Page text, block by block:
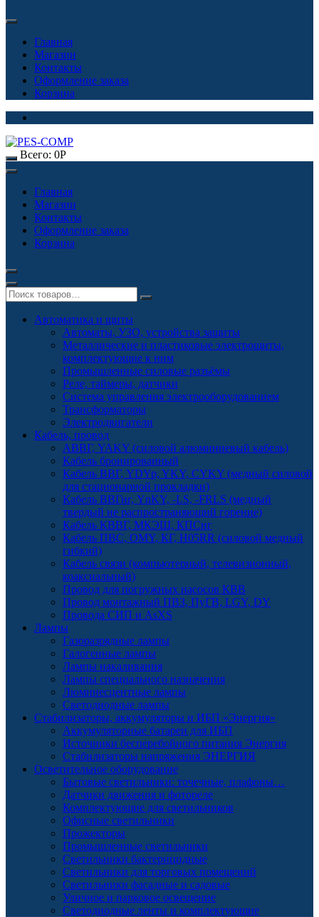
Главная
Магазин
Контакты
Оформление заказа
Корзина
Всего: 0Р
Главная
Магазин
Контакты
Оформление заказа
Корзина
Автоматика и щиты
Автоматы, УЗО, устройства защиты
Металлические и пластиковые электрощиты,
комплектующие к ним
Промышленные силовые разъёмы
Реле, таймеры, датчики
Система управления электрооборудованием
Трансформаторы
Электродвигатели
Кабель, провод
АВВГ, YAKY (силовой алюминиевый кабель)
Кабель бронированный
Кабель ВВГ, YDYp, YKY, CYKY (медный силовой
для стационарной прокладки)
Кабель ВВГнг, YnKY, -LS, -FRLS (медный
твердый не распространяющий горение)
Кабель КВВГ, МКЭШ, КПСнг
Кабель ПВС, OMY, КГ, H05RR (силовой медный
гибкий)
Кабель связи (компьютерный, телевизионный,
коаксиальный)
Провод для погружных насосов КВВ
Провод монтажный ПВЗ, ПуГВ, LGY, DY
Провода СИП и AsXS
Лампы
Газоразрядные лампы
Галогенные лампы
Лампы накаливания
Лампы специального назначения
Люминесцентные лампы
Светодиодные лампы
Стабилизаторы, аккумуляторы и ИБП «Энергия»
Аккумуляторные батареи для ИБП
Источники бесперебойного питания Энергия
Стабилизаторы напряжения ЭНЕРГИЯ
Осветительное оборудование
Бытовые светильники: точечные, плафоны…
Датчики движения и фотореле
Комплектующие для светильников
Офисные светильники
Прожекторы
Промышленные светильники
Светильники бактерицидные
Светильники для торговых помещений
Светильники фасадные и садовые
Уличное и парковое освещение
Светодиодные ленты и комплектующие